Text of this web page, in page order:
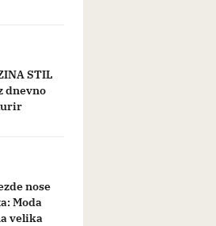
STIL
dnevno
nose
Moda
velika